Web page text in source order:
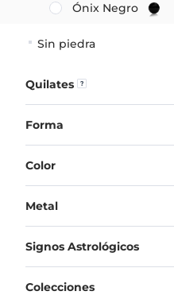
Ónix Negro
Sin piedra
Quilates
Forma
Color
Metal
Signos Astrológicos
Colecciones